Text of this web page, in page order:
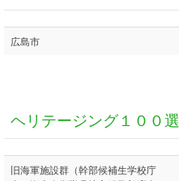
広島市
ヘリテージング１００選
旧海軍施設群（幹部候補生学校庁